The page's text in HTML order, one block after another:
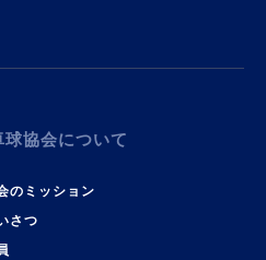
球協会について
のミッション
さつ